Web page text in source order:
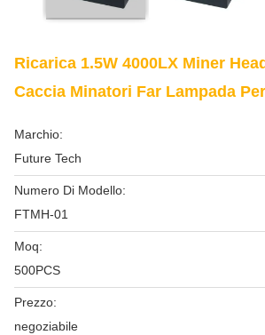
Ricarica 1.5W 4000LX Miner
Caccia Minatori Far Lampada
Marchio:
Future Tech
Numero Di Modello:
FTMH-01
Moq:
500PCS
Prezzo:
negoziabile